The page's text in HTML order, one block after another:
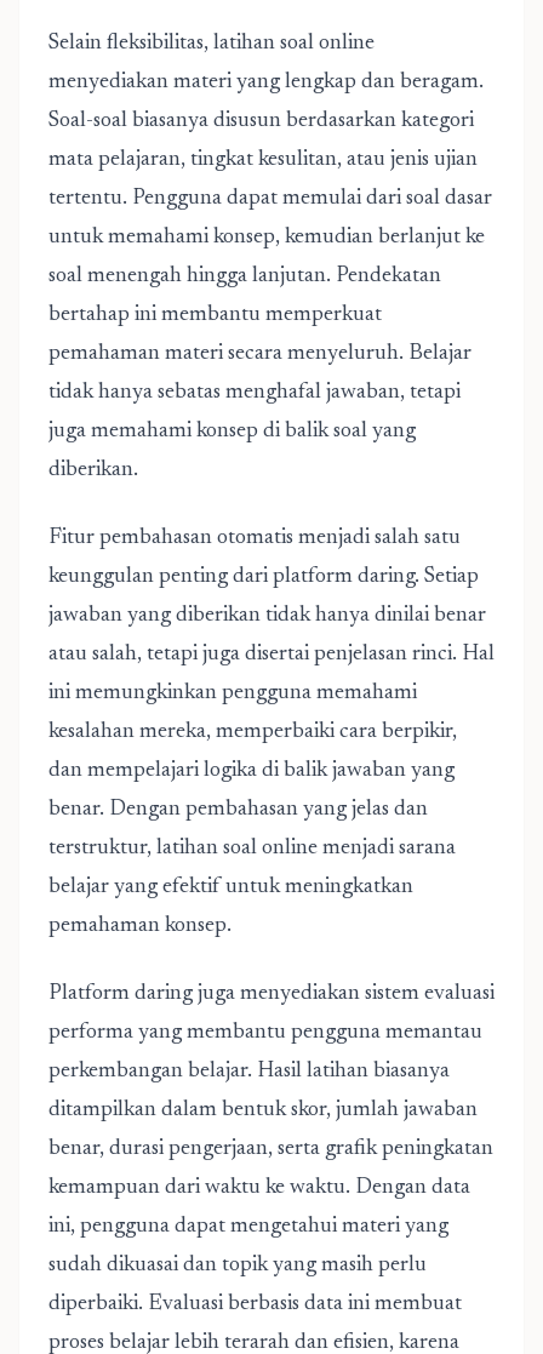
Selain fleksibilitas, latihan soal online
menyediakan materi yang lengkap dan beragam.
Soal-soal biasanya disusun berdasarkan kategori
mata pelajaran, tingkat kesulitan, atau jenis ujian
tertentu. Pengguna dapat memulai dari soal dasar
untuk memahami konsep, kemudian berlanjut ke
soal menengah hingga lanjutan. Pendekatan
bertahap ini membantu memperkuat
pemahaman materi secara menyeluruh. Belajar
tidak hanya sebatas menghafal jawaban, tetapi
juga memahami konsep di balik soal yang
diberikan.
Fitur pembahasan otomatis menjadi salah satu
keunggulan penting dari platform daring. Setiap
jawaban yang diberikan tidak hanya dinilai benar
atau salah, tetapi juga disertai penjelasan rinci. Hal
ini memungkinkan pengguna memahami
kesalahan mereka, memperbaiki cara berpikir,
dan mempelajari logika di balik jawaban yang
benar. Dengan pembahasan yang jelas dan
terstruktur, latihan soal online menjadi sarana
belajar yang efektif untuk meningkatkan
pemahaman konsep.
Platform daring juga menyediakan sistem evaluasi
performa yang membantu pengguna memantau
perkembangan belajar. Hasil latihan biasanya
ditampilkan dalam bentuk skor, jumlah jawaban
benar, durasi pengerjaan, serta grafik peningkatan
kemampuan dari waktu ke waktu. Dengan data
ini, pengguna dapat mengetahui materi yang
sudah dikuasai dan topik yang masih perlu
diperbaiki. Evaluasi berbasis data ini membuat
proses belajar lebih terarah dan efisien, karena